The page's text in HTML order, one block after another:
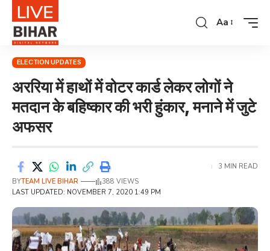
Aa
ELECTION UPDATES
अररिया में हाथों में वोटर कार्ड लेकर लोगों ने
मतदान के बहिष्कार की भरी हुंकार, मनाने में जुटे
अफसर
LAST UPDATED: NOVEMBER 7, 2020 1:49 PM
BYTEAM LIVE BIHAR 388 VIEWS
3 MIN READ